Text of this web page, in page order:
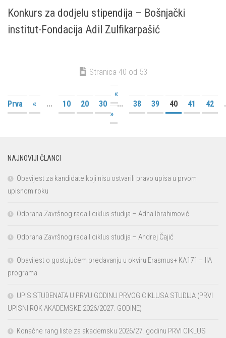
Konkurs za dodjelu stipendija – Bošnjački
institut-Fondacija Adil Zulfikarpašić
Stranica 40 od 53
«
Prva
« ... 10 20 30 ... 38 39 40 41 42
»
NAJNOVIJI ČLANCI
Obavijest za kandidate koji nisu ostvarili pravo upisa u prvom
upisnom roku
Odbrana Završnog rada I ciklus studija – Adna Ibrahimović
Odbrana Završnog rada I ciklus studija – Andrej Čajić
Obavijest o gostujućem predavanju u okviru Erasmus+ KA171 – IIA
programa
UPIS STUDENATA U PRVU GODINU PRVOG CIKLUSA STUDIJA (PRVI
UPISNI ROK AKADEMSKE 2026/2027. GODINE)
Konačne rang liste za akademsku 2026/27. godinu PRVI CIKLUS